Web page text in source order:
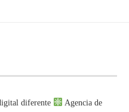
diferente
Agencia de